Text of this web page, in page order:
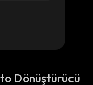
Dönüştürücü